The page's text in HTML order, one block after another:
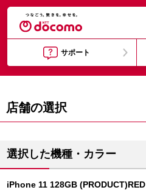
サポート
店舗の選択
選択した機種・カラー
iPhone 11 128GB (PRODUCT)RED